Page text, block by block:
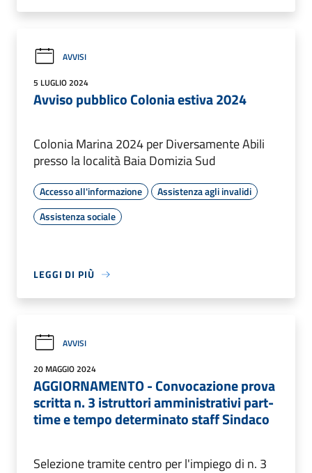
AVVISI
5 LUGLIO 2024
Avviso pubblico Colonia estiva 2024
Colonia Marina 2024 per Diversamente Abili
presso la località Baia Domizia Sud
Accesso all'informazione
Assistenza agli invalidi
Assistenza sociale
LEGGI DI PIÙ
AVVISI
20 MAGGIO 2024
AGGIORNAMENTO - Convocazione prova
scritta n. 3 istruttori amministrativi part-
time e tempo determinato staff Sindaco
Selezione tramite centro per l'impiego di n. 3